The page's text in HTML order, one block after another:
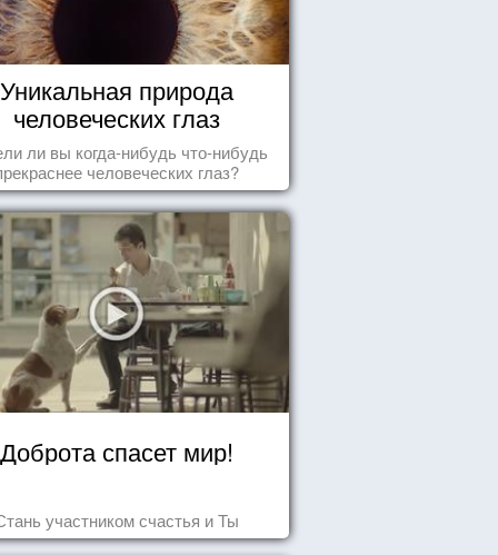
Уникальная природа
человеческих глаз
ли вы когда-нибудь что-нибудь
человеческих глаз?
Доброта спасет мир!
участником счастья и Ты